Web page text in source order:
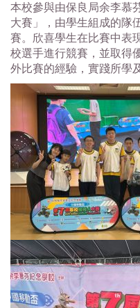
本校參與由保良局余李慕
大賽」，由學生組成的隊
賽。欣喜學生在比賽中表
校選手進行競賽，並取得
外比賽的經驗，實踐所學